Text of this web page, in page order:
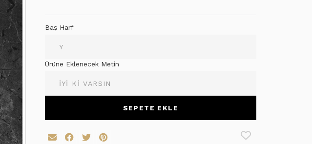
Baş Harf
Ürüne Eklenecek Metin
SEPETE EKLE